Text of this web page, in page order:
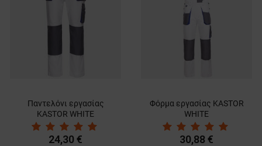
Παντελόνι εργασίας
KASTOR WHITE
24,30 €
Φόρμα εργασίας KASTOR
WHITE
30,88 €